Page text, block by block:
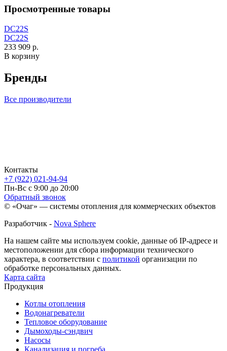
Просмотренные товары
DC22S
DC22S
233 909 р.
В корзину
Бренды
Все производители
Контакты
+7 (922) 021-94-94
Пн-Вс с 9:00 до 20:00
Обратный звонок
© «Очаг» — системы отопления для коммерческих объектов
Разработчик - Nova Sphere
На нашем сайте мы используем cookie, данные об IP-адресе и
местоположении для сбора информации технического
характера, в соответствии с политикой организации по
обработке персональных данных.
Карта сайта
Продукция
Котлы отопления
Водонагреватели
Тепловое оборудование
Дымоходы-сэндвич
Насосы
Канализация и погреба